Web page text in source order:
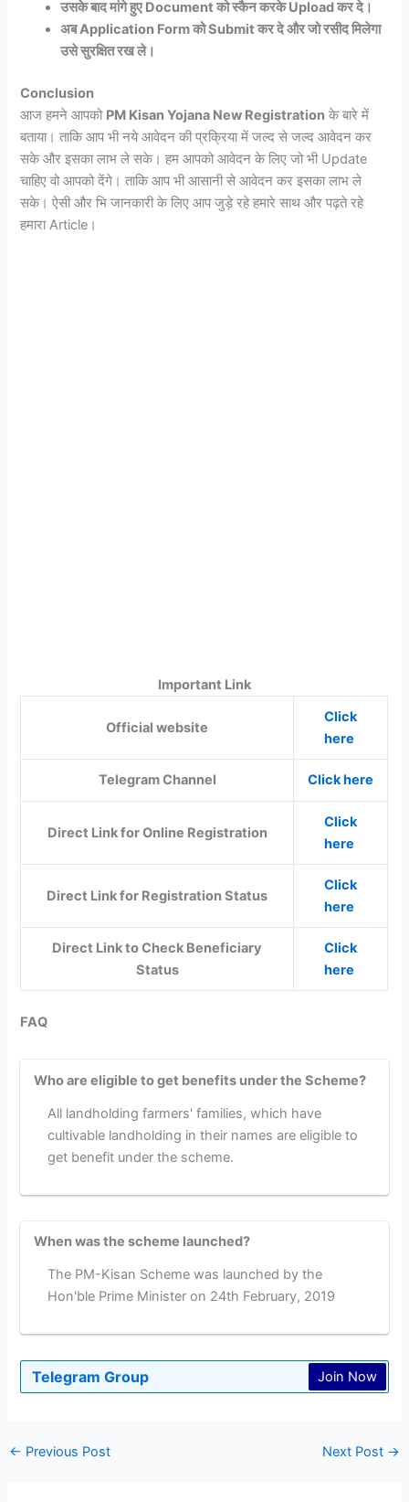
उसके बाद मांगे हुए Document को स्कैन करके Upload कर दे।
अब Application Form को Submit कर दे और जो रसीद मिलेगा
उसे सुरक्षित रख ले।
Conclusion
आज हमने आपको PM Kisan Yojana New Registration के बारे में
बताया। ताकि आप भी नये आवेदन की प्रक्रिया में जल्द से जल्द आवेदन कर
सके और इसका लाभ ले सके। हम आपको आवेदन के लिए जो भी Update
चाहिए वो आपको देंगे। ताकि आप भी आसानी से आवेदन कर इसका लाभ ले
सके। ऐसी और भि जानकारी के लिए आप जुड़े रहे हमारे साथ और पढ़ते रहे
हमारा Article।
Important Link
Official website
Click
here
Telegram Channel Click here
Direct Link for Online Registration
Click
here
Direct Link for Registration Status
Click
here
Direct Link to Check Beneficiary
Status
Click
here
FAQ
Who are eligible to get benefits under the Scheme?
All landholding farmers' families, which have
cultivable landholding in their names are eligible to
get benefit under the scheme.
When was the scheme launched?
The PM-Kisan Scheme was launched by the
Hon'ble Prime Minister on 24th February, 2019
Telegram Group Join Now
← Previous Post Next Post →